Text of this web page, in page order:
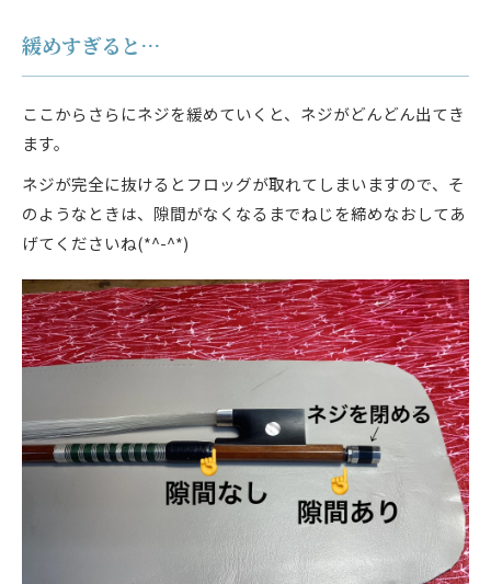
緩めすぎると…
ここからさらにネジを緩めていくと、ネジがどんどん出てき
ます。
ネジが完全に抜けるとフロッグが取れてしまいますので、そ
のようなときは、隙間がなくなるまでねじを締めなおしてあ
げてくださいね(*^-^*)